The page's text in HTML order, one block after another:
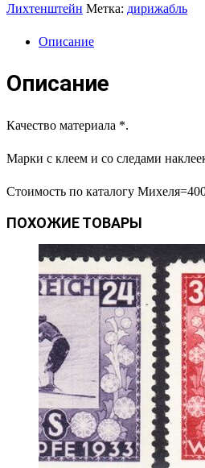
Лихтенштейн Метка: дирижабль
Описание
Описание
Качество материала *.
Марки с клеем и со следами
Стоимость по каталогу
ПОХОЖИЕ ТОВАРЫ